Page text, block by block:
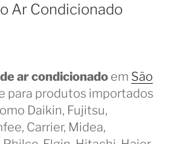
Ar Condicionado
ar condicionado em São
para produtos importados
Daikin, Fujitsu,
Carrier, Midea,